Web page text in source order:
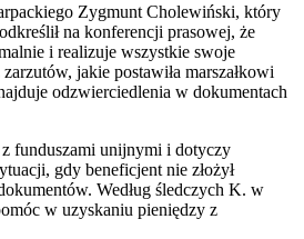
Zygmunt Cholewiński, który
na konferencji prasowej, że
i realizuje wszystkie swoje
jakie postawiła marszałkowi
odzwierciedlenia w dokumentach
funduszami unijnymi i dotyczy
gdy beneficjent nie złożył
Według śledczych K. w
w uzyskaniu pieniędzy z